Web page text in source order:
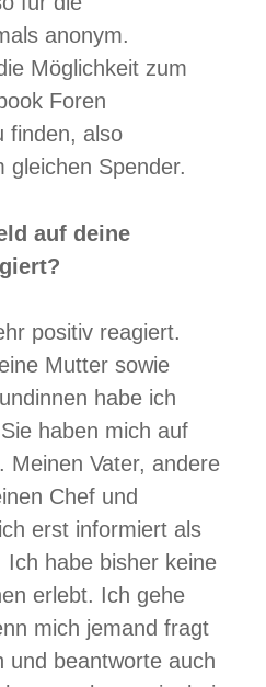
anonym.
Möglichkeit zum
Foren
finden, also
gleichen Spender.
auf deine
positiv reagiert.
Mutter sowie
habe ich
haben mich auf
Meinen Vater, andere
Chef und
erst informiert als
Ich habe bisher keine
erlebt. Ich gehe
mich jemand fragt
und beantworte auch